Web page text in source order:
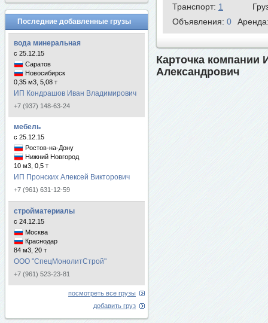
Последние добавленные грузы
вода минеральная
с 25.12.15
Саратов
Новосибирск
0,35 м3, 5,08 т
ИП Кондрашов Иван Владимирович
+7 (937) 148-63-24
мебель
с 25.12.15
Ростов-на-Дону
Нижний Новгород
10 м3, 0,5 т
ИП Пронских Алексей Викторович
+7 (961) 631-12-59
стройматериалы
с 24.12.15
Москва
Краснодар
84 м3, 20 т
ООО "СпецМонолитСтрой"
+7 (961) 523-23-81
посмотреть все грузы
добавить груз
Транспорт: 1
Объявления: 0
Карточка
Александрович